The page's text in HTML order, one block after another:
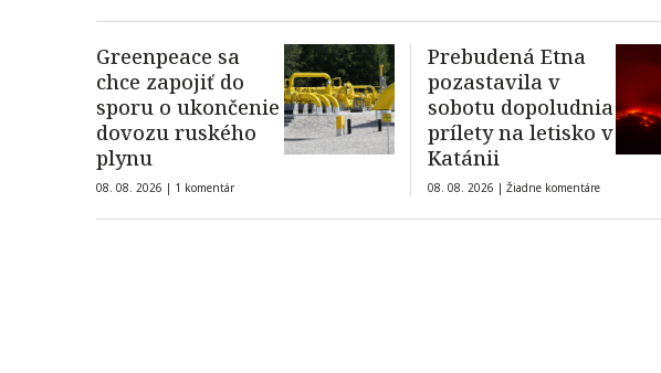
Greenpeace sa
chce zapojiť do
sporu o ukončenie
dovozu ruského
plynu
08. 08. 2026 | 1 komentár
Prebudená Etna
pozastavila v
sobotu dopoludnia
prílety na letisko v
Katánii
08. 08. 2026 | Žiadne komentáre